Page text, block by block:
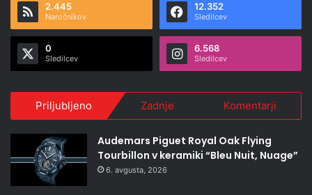
2.445
Naročnikov
12.352
Sledilcev
0
Sledilcev
6.568
Sledilcev
Priljubljeno Zadnje Komentarji
Audemars Piguet Royal Oak Flying
Tourbillon v keramiki “Bleu Nuit, Nuage”
6. avgusta, 2026